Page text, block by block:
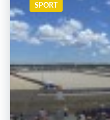
SPORT